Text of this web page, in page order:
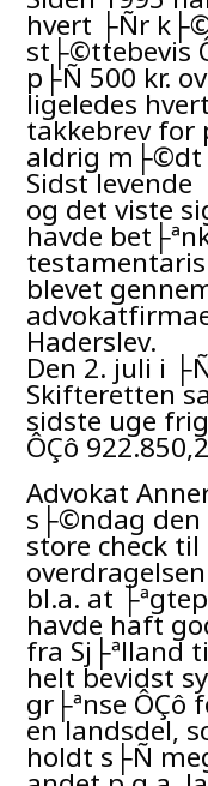
hvert ├Ñr
st├©ttebevis
p├Ñ 500 kr.
ligeledes
takkebrev for
aldrig m├©dt
Sidst
og det viste
havde
blevet
Haderslev.
Den 2. juli i
Skifteretten
sidste uge
ÔÇô
Advokat
s├©ndag den
store check
bl.a. at
havde haft
fra Sj├ªlland
helt bevidst
gr├ªnse ÔÇô
en landsdel,
holdt s├Ñ